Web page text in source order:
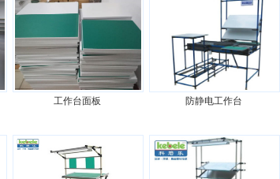
工作台面板 防静电工作台